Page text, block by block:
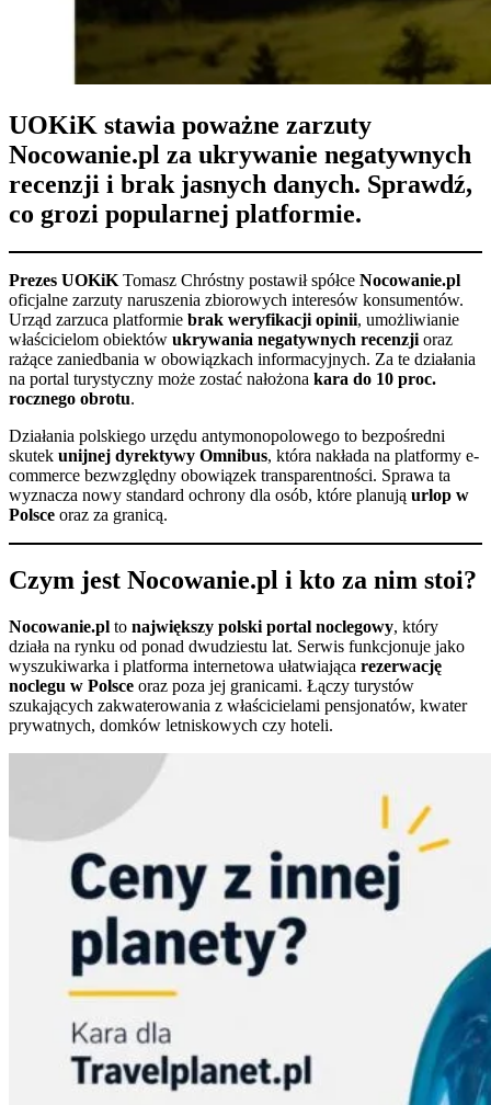
UOKiK stawia poważne zarzuty
Nocowanie.pl za ukrywanie negatywnych
recenzji i brak jasnych danych. Sprawdź,
co grozi popularnej platformie.
Prezes UOKiK Tomasz Chróstny postawił spółce Nocowanie.pl
oficjalne zarzuty naruszenia zbiorowych interesów konsumentów.
Urząd zarzuca platformie brak weryfikacji opinii, umożliwianie
właścicielom obiektów ukrywania negatywnych recenzji oraz
rażące zaniedbania w obowiązkach informacyjnych. Za te działania
na portal turystyczny może zostać nałożona kara do 10 proc.
rocznego obrotu.
Działania polskiego urzędu antymonopolowego to bezpośredni
skutek unijnej dyrektywy Omnibus, która nakłada na platformy e-
commerce bezwzględny obowiązek transparentności. Sprawa ta
wyznacza nowy standard ochrony dla osób, które planują urlop w
Polsce oraz za granicą.
Czym jest Nocowanie.pl i kto za nim stoi?
Nocowanie.pl to największy polski portal noclegowy, który
działa na rynku od ponad dwudziestu lat. Serwis funkcjonuje jako
wyszukiwarka i platforma internetowa ułatwiająca rezerwację
noclegu w Polsce oraz poza jej granicami. Łączy turystów
szukających zakwaterowania z właścicielami pensjonatów, kwater
prywatnych, domków letniskowych czy hoteli.